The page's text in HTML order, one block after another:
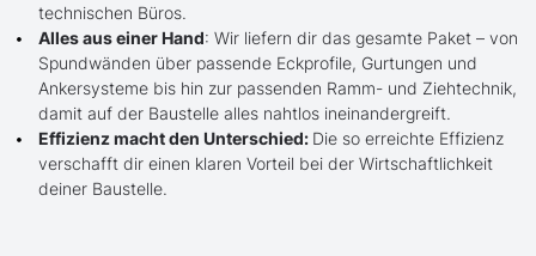
technischen Büros.
Alles aus einer Hand: Wir liefern dir das gesamte Paket – von
Spundwänden über passende Eckprofile, Gurtungen und
Ankersysteme bis hin zur passenden Ramm- und Ziehtechnik,
damit auf der Baustelle alles nahtlos ineinandergreift.
Effizienz macht den Unterschied: Die so erreichte Effizienz
verschafft dir einen klaren Vorteil bei der Wirtschaftlichkeit
deiner Baustelle.